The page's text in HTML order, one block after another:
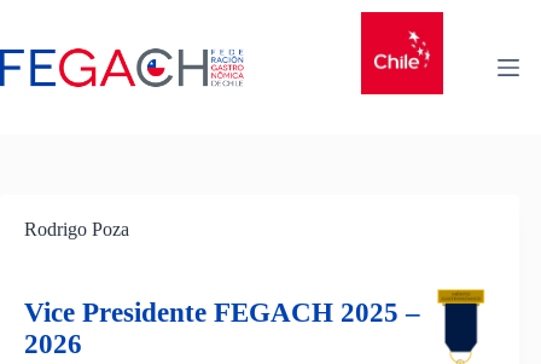
Rodrigo Poza
Vice Presidente FEGACH 2025 –
2026